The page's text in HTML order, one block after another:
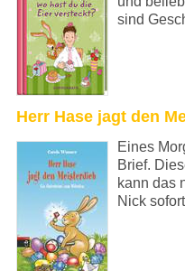
sind
Herr Hase jagt den
Eines
Brief.
kann das
Nick